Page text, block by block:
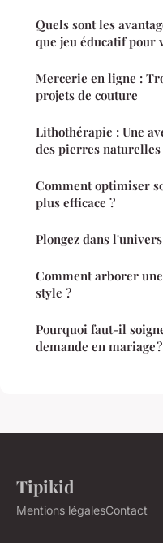
Quels sont les
que jeu éducatif pour
Mercerie en ligne :
projets de couture
Lithothérapie : Une
des pierres naturelles
Comment optimiser
plus efficace ?
Plongez dans
Comment arborer
style ?
Pourquoi faut-il
demande en mariage ?
Tipikid
Mentions légalesContact